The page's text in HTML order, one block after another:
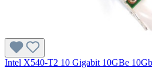
Intel X540-T2 10 Gigabit 10GBe